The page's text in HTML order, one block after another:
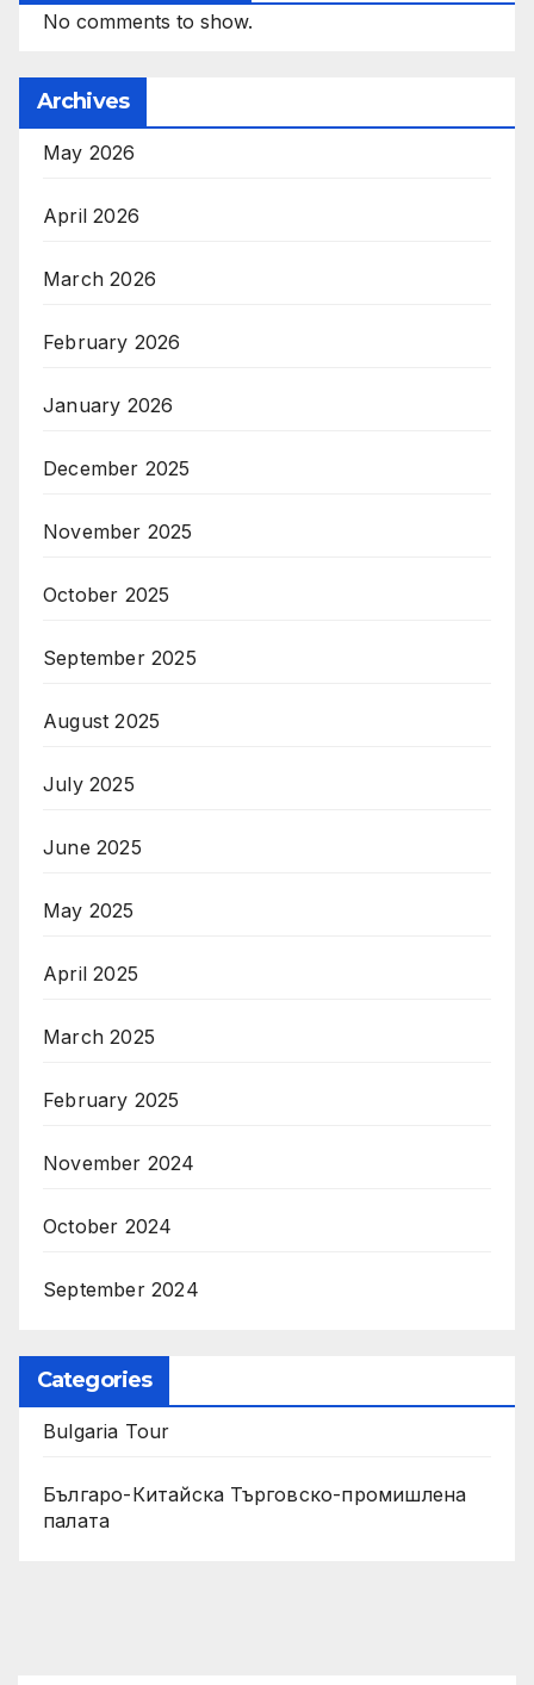
No comments to show.
Archives
May 2026
April 2026
March 2026
February 2026
January 2026
December 2025
November 2025
October 2025
September 2025
August 2025
July 2025
June 2025
May 2025
April 2025
March 2025
February 2025
November 2024
October 2024
September 2024
Categories
Bulgaria Tour
Българо-Китайска Търговско-промишлена
палaта